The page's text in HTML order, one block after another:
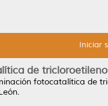
Iniciar
de
fotocatalítica de